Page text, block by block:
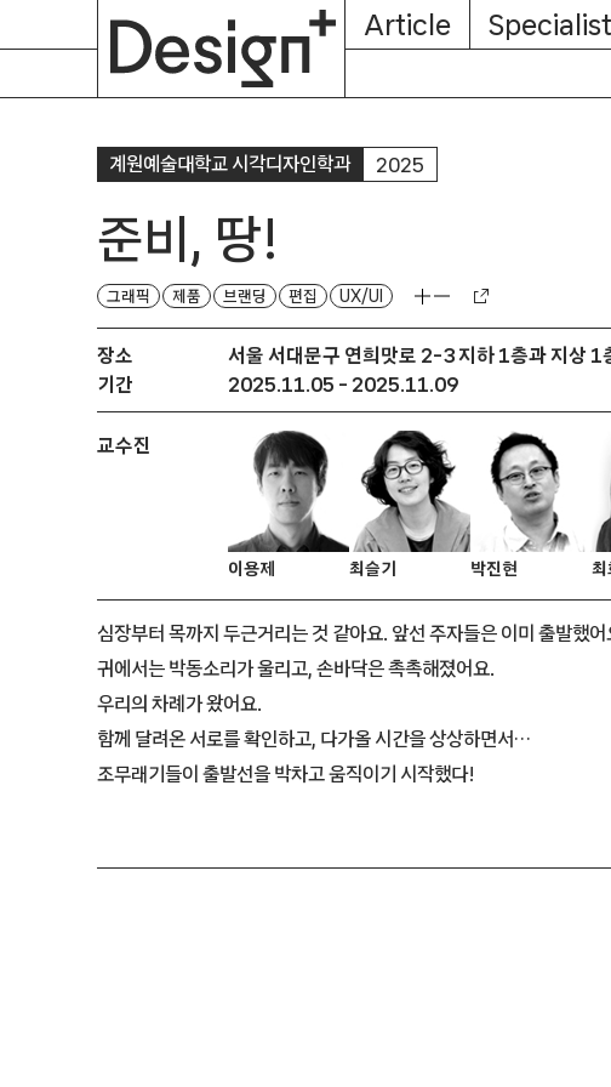
Article Specialist
계원예술대학교 시각디자인학과 2025
준비, 땅!
그래픽 제품 브랜딩 편집 UX/UI
장소
서울 서대문구 연희맛로 2-3 지하 1층과 지상 1
기간
2025.11.05 - 2025.11.09
교수진
이용제 최슬기 박진현 최
심장부터 목까지 두근거리는 것 같아요. 앞선 주자들은 이미 출발했어
귀에서는 박동소리가 울리고, 손바닥은 촉촉해졌어요.
우리의 차례가 왔어요.
함께 달려온 서로를 확인하고, 다가올 시간을 상상하면서…
조무래기들이 출발선을 박차고 움직이기 시작했다!
About
Subscription
Magazine